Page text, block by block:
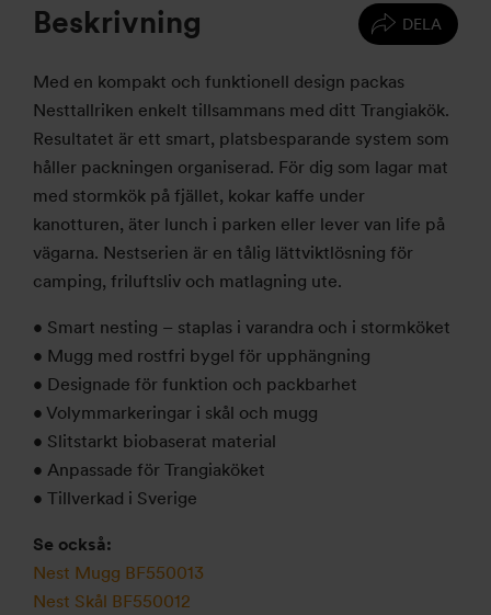
DELA
Beskrivning
Med en kompakt och funktionell design packas
Nesttallriken enkelt tillsammans med ditt Trangiakök.
Resultatet är ett smart, platsbesparande system som
håller packningen organiserad. För dig som lagar mat
med stormkök på fjället, kokar kaffe under
kanotturen, äter lunch i parken eller lever van life på
vägarna. Nestserien är en tålig lättviktlösning för
camping, friluftsliv och matlagning ute.
• Smart nesting – staplas i varandra och i stormköket
• Mugg med rostfri bygel för upphängning
• Designade för funktion och packbarhet
• Volymmarkeringar i skål och mugg
• Slitstarkt biobaserat material
• Anpassade för Trangiaköket
• Tillverkad i Sverige
Se också:
Nest Mugg BF550013
Nest Skål BF550012